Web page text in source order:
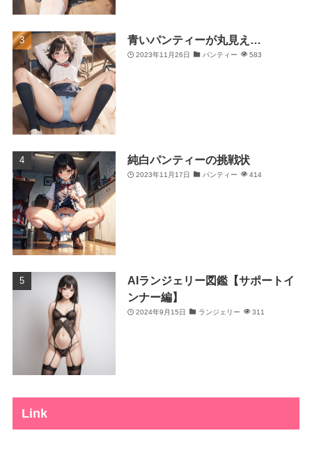
青いパンティーが丸見え…
2023年11月26日 パンティー 583
純白パンティーの挑戦状
2023年11月17日 パンティー 414
AIランジェリー図鑑【サポートイ
ンナー編】
2024年9月15日 ランジェリー 311
Link